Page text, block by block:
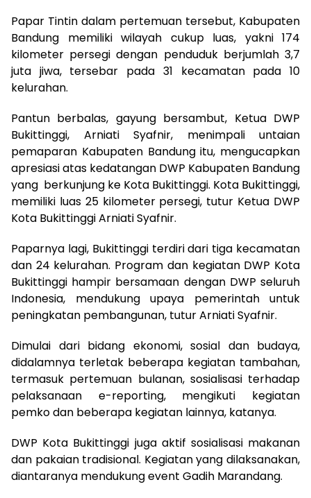
Papar Tintin dalam pertemuan tersebut, Kabupaten
Bandung memiliki wilayah cukup luas, yakni 174
kilometer persegi dengan penduduk berjumlah 3,7
juta jiwa, tersebar pada 31 kecamatan pada 10
kelurahan.
Pantun berbalas, gayung bersambut, Ketua DWP
Bukittinggi, Arniati Syafnir, menimpali untaian
pemaparan Kabupaten Bandung itu, mengucapkan
apresiasi atas kedatangan DWP Kabupaten Bandung
yang berkunjung ke Kota Bukittinggi. Kota Bukittinggi,
memiliki luas 25 kilometer persegi, tutur Ketua DWP
Kota Bukittinggi Arniati Syafnir.
Paparnya lagi, Bukittinggi terdiri dari tiga kecamatan
dan 24 kelurahan. Program dan kegiatan DWP Kota
Bukittinggi hampir bersamaan dengan DWP seluruh
Indonesia, mendukung upaya pemerintah untuk
peningkatan pembangunan, tutur Arniati Syafnir.
Dimulai dari bidang ekonomi, sosial dan budaya,
didalamnya terletak beberapa kegiatan tambahan,
termasuk pertemuan bulanan, sosialisasi terhadap
pelaksanaan e-reporting, mengikuti kegiatan
pemko dan beberapa kegiatan lainnya, katanya.
DWP Kota Bukittinggi juga aktif sosialisasi makanan
dan pakaian tradisional. Kegiatan yang dilaksanakan,
diantaranya mendukung event Gadih Marandang.